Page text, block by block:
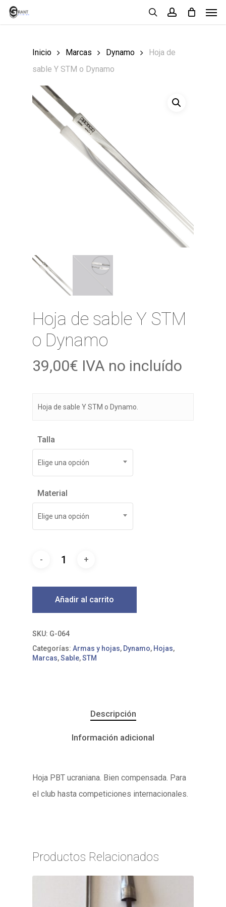
Skip
Inicio Marcas Dynamo
Hoja de
sable Y STM o Dynamo
Hoja de sable Y STM
o Dynamo
39,00€ IVA no incluído
Hoja de sable Y STM o Dynamo.
Talla
Elige una opción
Material
Elige una opción
Añadir al carrito
SKU: G-064
Categorías: Armas y hojas, Dynamo, Hojas,
Marcas,Sable,STM
Descripción
Información adicional
Hoja PBT ucraniana. Bien compensada. Para
el club hasta competiciones internacionales.
Productos Relacionados